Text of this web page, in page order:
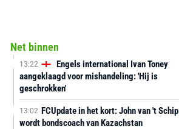
Net binnen
13:22
Engels international Ivan Toney
aangeklaagd voor mishandeling: 'Hij is
geschrokken'
13:02 FCUpdate in het kort: John van 't Schip
wordt bondscoach van Kazachstan